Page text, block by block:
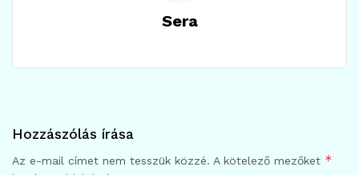
Sera
Hozzászólás írása
Az e-mail címet nem tesszük közzé. A kötelező mezőket *